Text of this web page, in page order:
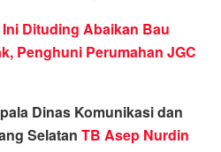
Dituding Abaikan Bau
Penghuni Perumahan JGC
Dinas Komunikasi dan
Selatan TB Asep Nurdin